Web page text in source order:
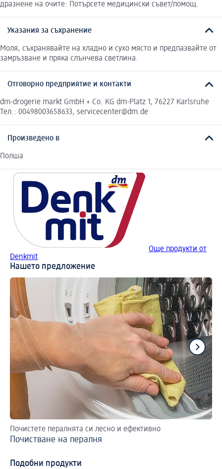
дразнене на очите: Потърсете медицински съвет/помощ.
Указания за съхранение
Моля, съхранявайте на хладно и сухо място и предпазвайте от
замръзване и пряка слънчева светлина.
Отговорно предприятие и контакти
dm-drogerie markt GmbH + Co. KG dm-Platz 1, 76227 Karlsruhe
Тел.: 00498003658633, servicecenter@dm.de
Произведено в
Полша
Още продукти от
Denkmit
Нашето предложение
Почистете пералнята си лесно и ефективно
Почистване на пералня
Подобни продукти